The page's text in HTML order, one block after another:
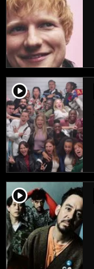
player2
player2